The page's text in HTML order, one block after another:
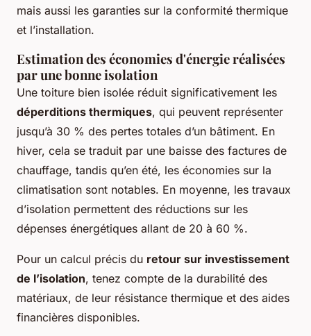
mais aussi les garanties sur la conformité thermique
et l’installation.
Estimation des économies d'énergie réalisées
par une bonne isolation
Une toiture bien isolée réduit significativement les
déperditions thermiques, qui peuvent représenter
jusqu’à 30 % des pertes totales d’un bâtiment. En
hiver, cela se traduit par une baisse des factures de
chauffage, tandis qu’en été, les économies sur la
climatisation sont notables. En moyenne, les travaux
d’isolation permettent des réductions sur les
dépenses énergétiques allant de 20 à 60 %.
Pour un calcul précis du retour sur investissement
de l’isolation, tenez compte de la durabilité des
matériaux, de leur résistance thermique et des aides
financières disponibles.